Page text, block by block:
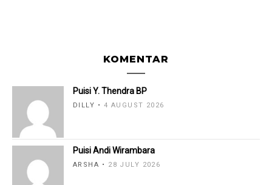
KOMENTAR
Puisi Y. Thendra BP
DILLY 4 AUGUST 2026
Puisi Andi Wirambara
ARSHA 28 JULY 2026